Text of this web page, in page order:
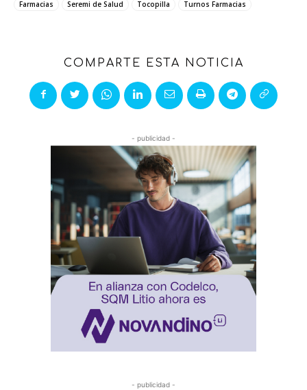
Farmacias
Seremi de Salud Tocopilla Turnos Farmacias
COMPARTE ESTA NOTICIA
- publicidad -
- publicidad -